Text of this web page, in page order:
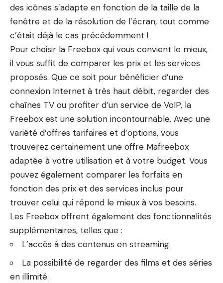
des icônes s’adapte en fonction de la taille de la
fenêtre et de la résolution de l’écran, tout comme
c’était déjà le cas précédemment !
Pour choisir la Freebox qui vous convient le mieux,
il vous suffit de comparer les prix et les services
proposés. Que ce soit pour bénéficier d’une
connexion Internet à très haut débit, regarder des
chaînes TV ou profiter d’un service de VoIP, la
Freebox est une solution incontournable. Avec une
variété d’offres tarifaires et d’options, vous
trouverez certainement une offre Mafreebox
adaptée à votre utilisation et à votre budget. Vous
pouvez également comparer les forfaits en
fonction des prix et des services inclus pour
trouver celui qui répond le mieux à vos besoins.
Les Freebox offrent également des fonctionnalités
supplémentaires, telles que :
L’accès à des contenus en streaming.
La possibilité de regarder des films et des séries
en illimité.